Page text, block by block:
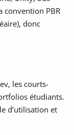
convention PBR
donc
les courts-
étudiants.
d’utilisation et